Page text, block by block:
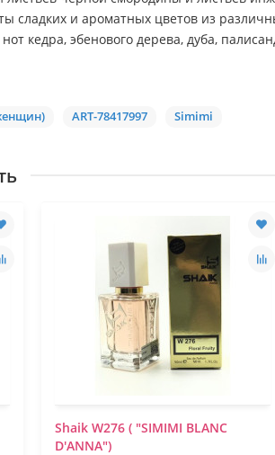
сладких и ароматных цветов из
кедра, эбенового дерева, дуба,
ART-78417997 Simimi
Shaik W276 ( "SIMIMI BLANC
D'ANNA")